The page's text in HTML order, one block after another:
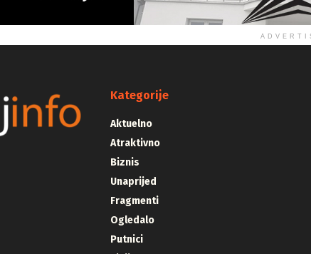
Kategorije
Atraktivno
Putnici
Vizija
Majstori